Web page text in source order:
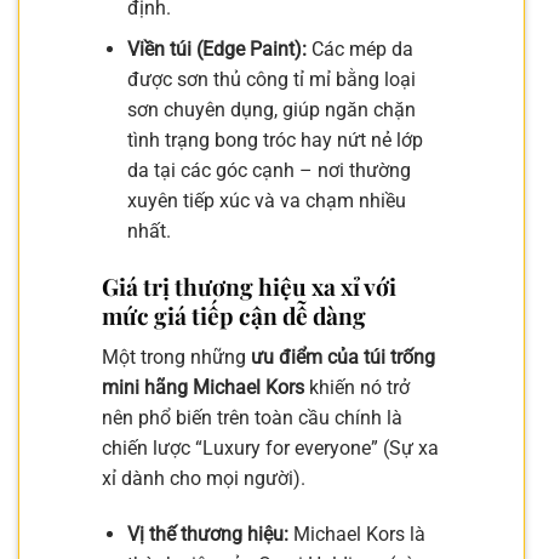
định.
Viền túi (Edge Paint):Các mép da
được sơn thủ công tỉ mỉ bằng loại
sơn chuyên dụng, giúp ngăn chặn
tình trạng bong tróc hay nứt nẻ lớp
da tại các góc cạnh – nơi thường
xuyên tiếp xúc và va chạm nhiều
nhất.
Giá trị thương hiệu xa xỉ với
mức giá tiếp cận dễ dàng
Một trong những ưu điểm của túi trống
mini hãng Michael Kors khiến nó trở
nên phổ biến trên toàn cầu chính là
chiến lược “Luxury for everyone” (Sự xa
xỉ dành cho mọi người).
Vị thế thương hiệu:Michael Kors là